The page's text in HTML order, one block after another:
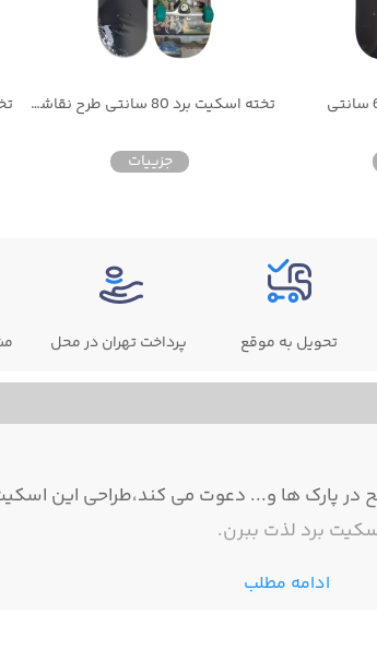
تخته اسکیت برد 80 سانتی نیمه حرفه ای
جزییات
تحویل به موقع پرداخت تهران در محل
در پارک ها و... دعوت می کند،طراحی این
برد لذت ببرن.
ادامه مطلب